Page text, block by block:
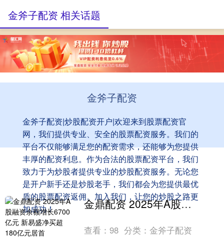
金斧子配资
金斧子配资|炒股配资开户|欢迎来到股票配资官
网，我们提供专业、安全的股票配资服务。我们的
平台不仅能够满足您的配资需求，还能够为您提供
丰厚的配资利息。作为合法的股票配资平台，我们
致力于为炒股者提供专业的炒股配资服务。无论您
是开户新手还是炒股老手，我们都会为您提供最优
质的股票配资返佣。加入我们，让您的炒股之路更
加成功！
金斧子配资 相关话题
金鼎配资 2025年A股融资余额增长6700亿元 新易盛净买超180亿元居首
查看：98 分类：金斧子配资